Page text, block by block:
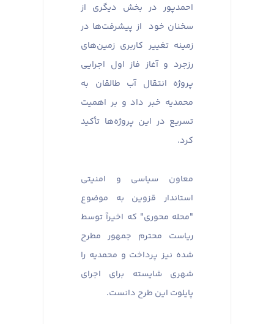
احمدپور در بخش دیگری از
سخنان خود از پیشرفت‌ها در
زمینه تغییر کاربری زمین‌های
رزجرد و آغاز فاز اول اجرایی
پروژه انتقال آب طالقان به
محمدیه خبر داد و بر اهمیت
تسریع در این پروژه‌ها تأکید
کرد.
معاون سیاسی و امنیتی
استاندار قزوین به موضوع
"محله محوری" که اخیراً توسط
ریاست محترم جمهور مطرح
شده نیز پرداخت و محمدیه را
شهری شایسته برای اجرای
پایلوت این طرح دانست.